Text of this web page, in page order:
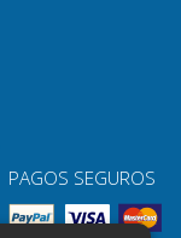
PAGOS SEGUROS